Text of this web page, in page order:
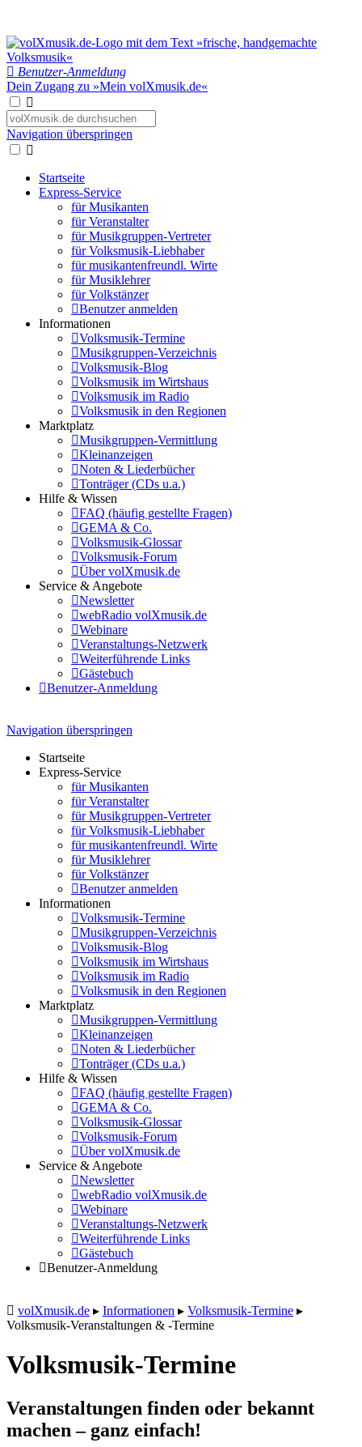
Benutzer-Anmeldung
Dein Zugang zu »Mein volXmusik.de«
Navigation überspringen
Startseite
Express-Service
für Musikanten
für Veranstalter
für Musikgruppen-Vertreter
für Volksmusik-Liebhaber
für musikantenfreundl. Wirte
für Musiklehrer
für Volkstänzer
Benutzer anmelden
Informationen
Volksmusik-Termine
Musikgruppen-Verzeichnis
Volksmusik-Blog
Volksmusik im Wirtshaus
Volksmusik im Radio
Volksmusik in den Regionen
Marktplatz
Musikgruppen-Vermittlung
Kleinanzeigen
Noten & Liederbücher
Tonträger (CDs u.a.)
Hilfe & Wissen
FAQ (häufig gestellte Fragen)
GEMA & Co.
Volksmusik-Glossar
Volksmusik-Forum
Über volXmusik.de
Service & Angebote
Newsletter
webRadio volXmusik.de
Webinare
Veranstaltungs-Netzwerk
Weiterführende Links
Gästebuch
Benutzer-Anmeldung
Navigation überspringen
Startseite
Express-Service
für Musikanten
für Veranstalter
für Musikgruppen-Vertreter
für Volksmusik-Liebhaber
für musikantenfreundl. Wirte
für Musiklehrer
für Volkstänzer
Benutzer anmelden
Informationen
Volksmusik-Termine
Musikgruppen-Verzeichnis
Volksmusik-Blog
Volksmusik im Wirtshaus
Volksmusik im Radio
Volksmusik in den Regionen
Marktplatz
Musikgruppen-Vermittlung
Kleinanzeigen
Noten & Liederbücher
Tonträger (CDs u.a.)
Hilfe & Wissen
FAQ (häufig gestellte Fragen)
GEMA & Co.
Volksmusik-Glossar
Volksmusik-Forum
Über volXmusik.de
Service & Angebote
Newsletter
webRadio volXmusik.de
Webinare
Veranstaltungs-Netzwerk
Weiterführende Links
Gästebuch
Benutzer-Anmeldung
volXmusik.de ▸ Informationen ▸ Volksmusik-Termine ▸
Volksmusik-Veranstaltungen & -Termine
Volksmusik-Termine
Veranstaltungen finden oder bekannt
machen – ganz einfach!